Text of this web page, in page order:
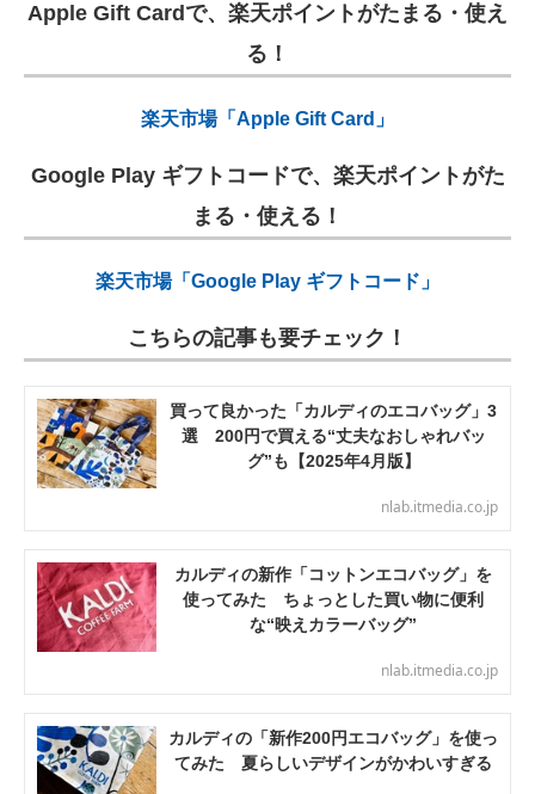
Apple Gift Cardで、楽天ポイントがたまる・使え
る！
楽天市場「Apple Gift Card」
Google Play ギフトコードで、楽天ポイントがた
まる・使える！
楽天市場「Google Play ギフトコード」
こちらの記事も要チェック！
買って良かった「カルディのエコバッグ」3
選 200円で買える“丈夫なおしゃれバッ
グ”も【2025年4月版】
nlab.itmedia.co.jp
カルディの新作「コットンエコバッグ」を
使ってみた ちょっとした買い物に便利
な“映えカラーバッグ”
nlab.itmedia.co.jp
カルディの「新作200円エコバッグ」を使っ
てみた 夏らしいデザインがかわいすぎる